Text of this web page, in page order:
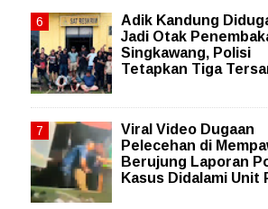
Adik Kandung
Jadi Otak
Singkawang, Polisi
Tetapkan Tiga
Viral Video Dugaan
Pelecehan di
Berujung Laporan
Kasus Didalami Unit